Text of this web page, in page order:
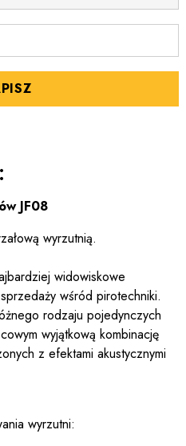
JF08
wyrzutnią.
widowiskowe
wśród pirotechniki.
rodzaju pojedynczych
wyjątkową kombinację
z efektami akustycznymi
wyrzutni: